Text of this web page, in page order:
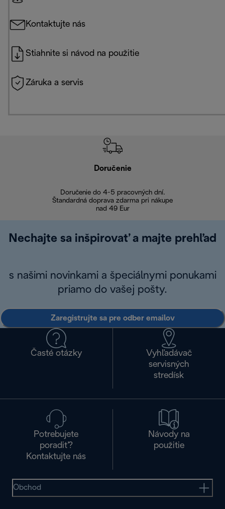
Kontaktujte nás
Stiahnite si návod na použitie
Záruka a servis
Doručenie
Doručenie do 4-5 pracovných dní.
Štandardná doprava zdarma pri nákupe
nad 49 Eur
Nechajte sa inšpirovať a majte prehľad
s našimi novinkami a špeciálnymi ponukami
priamo do vašej pošty.
Zaregistrujte sa pre odber emailov
Časté otázky
Vyhľadávač
servisných
stredísk
Potrebujete
poradiť?
Kontaktujte nás
Návody na
použitie
Obchod